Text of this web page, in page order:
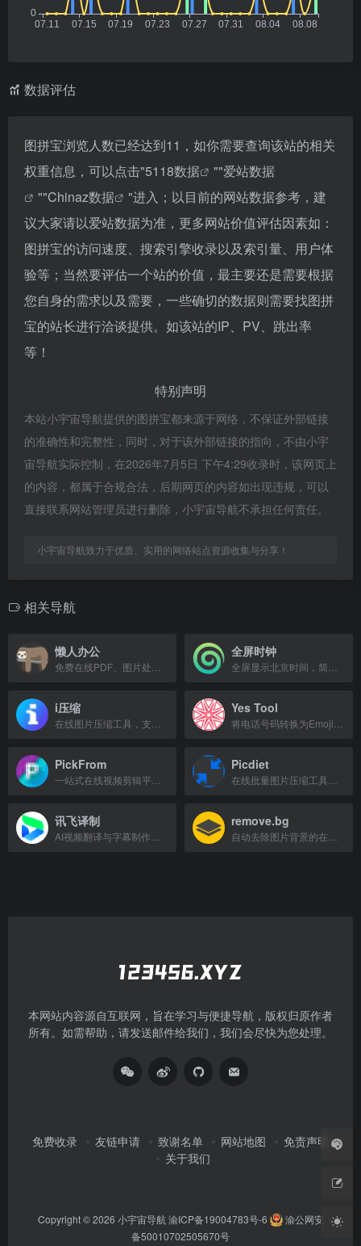
数据评估
图拼宝浏览人数已经达到11，如你需要查询该站的相关
权重信息，可以点击"5118数据 ""爱站数据
""Chinaz数据
"进入；以目前的网站数据参考，建
议大家请以爱站数据为准，更多网站价值评估因素如：
图拼宝的访问速度、搜索引擎收录以及索引量、用户体
验等；当然要评估一个站的价值，最主要还是需要根据
您自身的需求以及需要，一些确切的数据则需要找图拼
宝的站长进行洽谈提供。如该站的IP、PV、跳出率
等！
特别声明
本站小宇宙导航提供的图拼宝都来源于网络，不保证外部链接
的准确性和完整性，同时，对于该外部链接的指向，不由小宇
宙导航实际控制，在2026年7月5日 下午4:29收录时，该网页上
的内容，都属于合规合法，后期网页的内容如出现违规，可以
直接联系网站管理员进行删除，小宇宙导航不承担任何责任。
小宇宙导航致力于优质、实用的网络站点资源收集与分享！
相关导航
懒人办公 全屏时钟
i压缩 Yes Tool
PickFrom Picdiet
讯飞译制 remove.bg
本网站内容源自互联网，旨在学习与便捷导航，版权归原作者
所有。如需帮助，请发送邮件给我们，我们会尽快为您处理。
免费收录 友链申请 致谢名单 网站地图
免责声明
关于我们
Copyright © 2026 小宇宙导航 渝ICP备19004783号-6
渝公网安
备50010702505670号